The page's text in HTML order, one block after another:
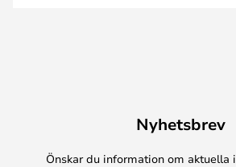
Nyhetsbrev
Önskar du information om aktuella